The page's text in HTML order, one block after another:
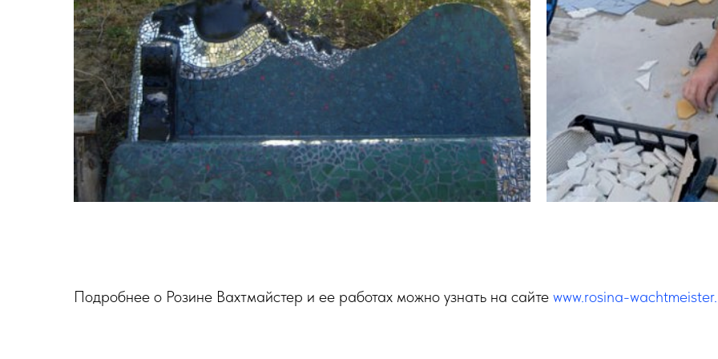
Подробнее о Розине Вахтмайстер и ее работах можно узнать на сайте www.rosina-